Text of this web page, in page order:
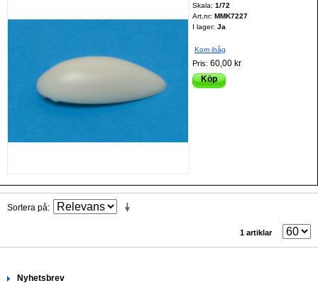
Skala:1/72
Art.nr:MMK7227
I lager: Ja
Kom ihåg
Pris:60,00 kr
Köp
Sortera på
1 artiklar
Nyhetsbrev